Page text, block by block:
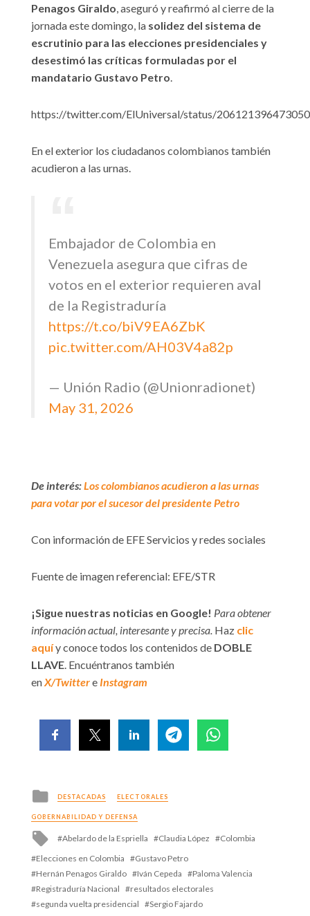
Penagos Giraldo , aseguró y reafirmó al cierre de la
jornada este domingo, la solidez del sistema de
escrutinio para las elecciones presidenciales y
desestimó las críticas formuladas por el
mandatario Gustavo Petro
https://twitter.com/ElUniversal/status/
En el exterior los ciudadanos colombianos también
acudieron a las urnas.
Embajador de Colombia en
Venezuela asegura que cifras de
votos en el exterior requieren aval
de la Registraduría
https://t.co/biV9EA6ZbK
pic.twitter.com/AH03V4a82p
— Unión Radio (@Unionradionet)
May 31, 2026
De interés:Los colombianos acudieron a las urnas
para votar por el sucesor del presidente Petro
Con información de EFE Servicios y redes sociales
Fuente de imagen referencial: EFE/STR
¡Sigue nuestras noticias en Google! Para obtener
información actual, interesante y precisa. Haz clic
aquíy conoce todos los contenidos de DOBLE
LLAVE . Encuéntranos también
en X/Twittere Instagram
Posted
in
DESTACADAS ELECTORALES
GOBERNABILIDAD Y DEFENSA
Tagged
with
Abelardo de la Espriella Claudia López
Colombia
Elecciones en Colombia
Gustavo Petro
Hernán Penagos Giraldo
Iván Cepeda
Paloma Valencia
Registraduría Nacional
resultados electorales
segunda vuelta presidencial
Sergio Fajardo